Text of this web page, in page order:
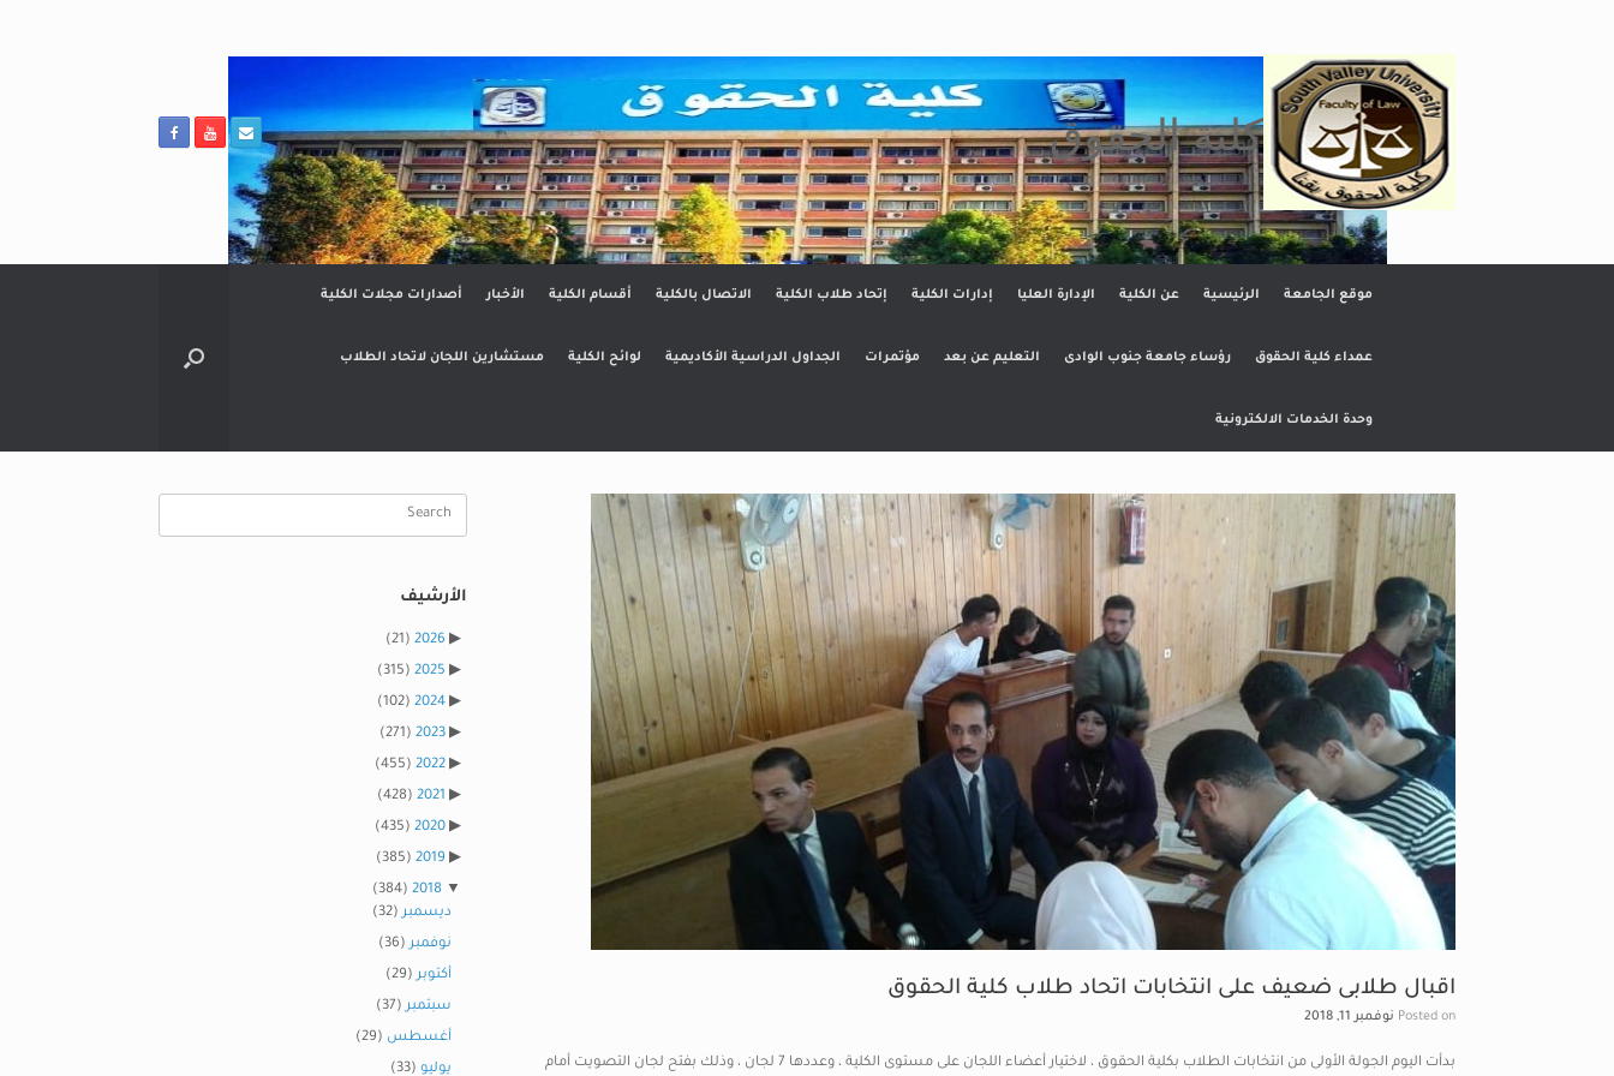
كلية الحقوق
موقع الجامعة الرئيسية عن الكلية الإدارة العليا إدارات الكلية إتحاد طلاب الكلية الاتصال بالكلية أقسام الكلية الأخبار أصدارات مجلات الكلية
عمداء كلية الحقوق رؤساء جامعة جنوب الوادى التعليم عن بعد مؤتمرات الجداول الدراسية الأكاديمية لوائح الكلية مستشارين اللجان لاتحاد الطلاب
وحدة الخدمات الالكترونية
اقبال طلابى ضعيف على انتخابات اتحاد طلاب كلية الحقوق
Posted on نوفمبر 11, 2018
بدأت اليوم الجولة الأولى من انتخابات الطلاب بكلية الحقوق ، لاختيار أعضاء اللجان على مستوى الكلية ، وعددها 7 لجان ، وذلك بفتح لجان التصويت أمام
Search
الأرشيف
2026
(21)
2025
(315)
2024
(102)
2023
(271)
2022
(455)
2021
(428)
2020
(435)
2019
(385)
2018
(384)
ديسمبر(32)
نوفمبر(36)
أكتوبر(29)
سبتمبر(37)
أغسطس (29)
يوليو (33)